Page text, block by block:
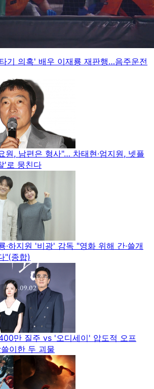
기 의혹' 배우 이재룡 재판행…음주운전
원, 남편은 형사"… 차태현·엄지원, 넷플
'로 뭉친다
·하지원 '비광' 감독 "영화 위해 간·쓸개
"(종합)
만 질주 vs '오디세이' 압도적 오프
이한 두 괴물